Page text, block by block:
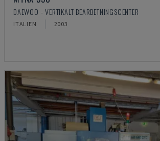
DAEWOO - VERTIKALT BEARBETNINGSCENTER
ITALIEN 2003